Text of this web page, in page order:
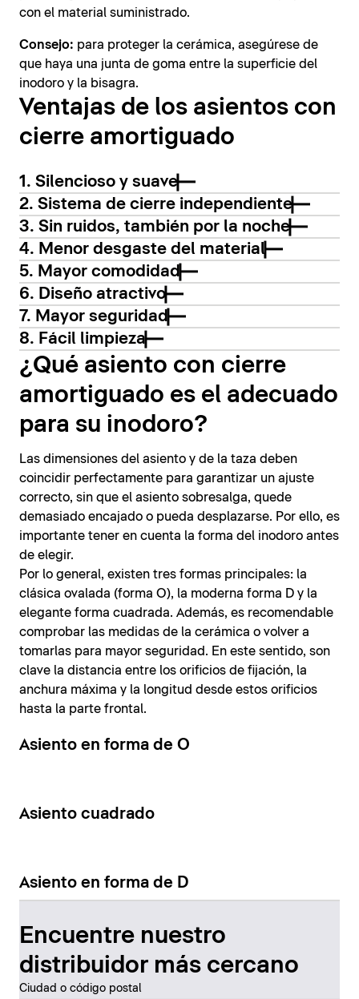
con el material suministrado.
Consejo: para proteger la cerámica, asegúrese de
que haya una junta de goma entre la superficie del
inodoro y la bisagra.
Ventajas de los asientos con
cierre amortiguado
1. Silencioso y suave
2. Sistema de cierre independiente
3. Sin ruidos, también por la noche
4. Menor desgaste del material
5. Mayor comodidad
6. Diseño atractivo
7. Mayor seguridad
8. Fácil limpieza
¿Qué asiento con cierre
amortiguado es el adecuado
para su inodoro?
Las dimensiones del asiento y de la taza deben
coincidir perfectamente para garantizar un ajuste
correcto, sin que el asiento sobresalga, quede
demasiado encajado o pueda desplazarse. Por ello, es
importante tener en cuenta la forma del inodoro antes
de elegir.
Por lo general, existen tres formas principales: la
clásica ovalada (forma O), la moderna forma D y la
elegante forma cuadrada. Además, es recomendable
comprobar las medidas de la cerámica o volver a
tomarlas para mayor seguridad. En este sentido, son
clave la distancia entre los orificios de fijación, la
anchura máxima y la longitud desde estos orificios
hasta la parte frontal.
Asiento en forma de O
Asiento cuadrado
Asiento en forma de D
Encuentre nuestro
distribuidor más cercano
Ciudad o código postal